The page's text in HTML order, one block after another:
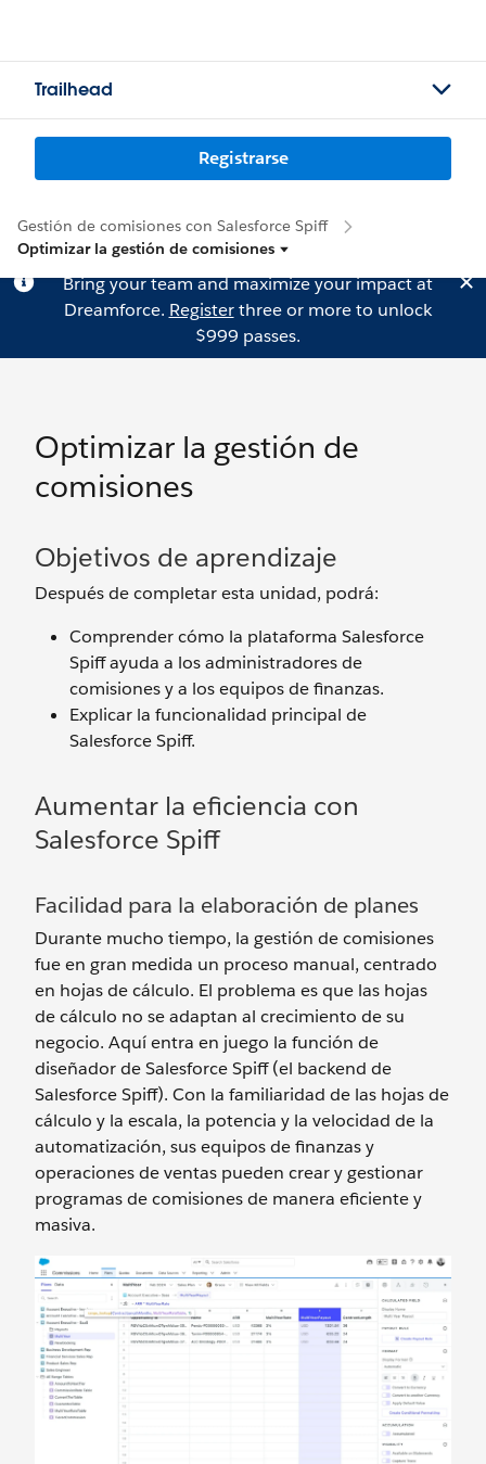
Trailhead
Registrarse
Gestión de comisiones con Salesforce Spiff
Optimizar la gestión de comisiones
Bring your team and maximize your impact at
Dreamforce. Registerthree or more to unlock
$999 passes.
Optimizar la gestión de
comisiones
Objetivos de aprendizaje
Después de completar esta unidad, podrá:
Comprender cómo la plataforma Salesforce
Spiff ayuda a los administradores de
comisiones y a los equipos de finanzas.
Explicar la funcionalidad principal de
Salesforce Spiff.
Aumentar la eficiencia con
Salesforce Spiff
Facilidad para la elaboración de planes
Durante mucho tiempo, la gestión de comisiones
fue en gran medida un proceso manual, centrado
en hojas de cálculo. El problema es que las hojas
de cálculo no se adaptan al crecimiento de su
negocio. Aquí entra en juego la función de
diseñador de Salesforce Spiff (el backend de
Salesforce Spiff). Con la familiaridad de las hojas de
cálculo y la escala, la potencia y la velocidad de la
automatización, sus equipos de finanzas y
operaciones de ventas pueden crear y gestionar
programas de comisiones de manera eficiente y
masiva.